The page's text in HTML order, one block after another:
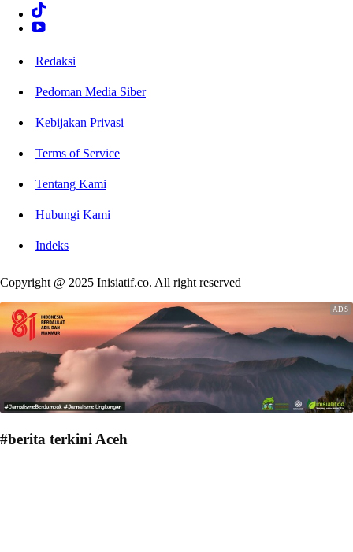
Redaksi
Pedoman Media Siber
Kebijakan Privasi
Terms of Service
Tentang Kami
Hubungi Kami
Indeks
Copyright @ 2025 Inisiatif.co. All right reserved
#berita terkini Aceh